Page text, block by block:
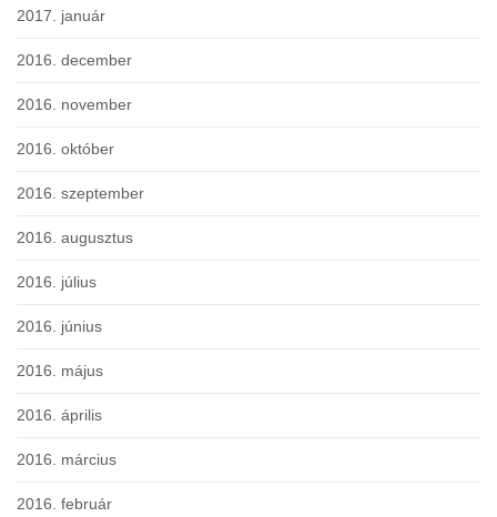
2017. január
2016. december
2016. november
2016. október
2016. szeptember
2016. augusztus
2016. július
2016. június
2016. május
2016. április
2016. március
2016. február